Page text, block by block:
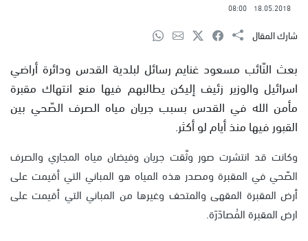
18.05.2018
08:00
شارك المقال
بعث النّائب مسعود غنايم رسائل لبلدية القدس ودائرة أراضي
اسرائيل والوزير زئيف إليكن يطالبهم فيها منع انتهاك مقبرة
مأمن الله في القدس بسبب جريان مياه الصرف الصّحي بين
القبور فيها منذ أيام لو أكثر.
وكانت قد انتشرت صور وثّقت جريان وفيضان مياه المجاري والصرف
الصّحي في المقبرة ومصدر هذه المياه هو المباني التي أقيمت على
أرض المقبرة المقهى والمتحف وغيرها من المباني التي أقيمت على
ارض المقبرة المُصادَرَة.